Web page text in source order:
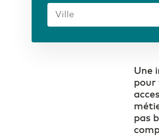
Une
pour
pas